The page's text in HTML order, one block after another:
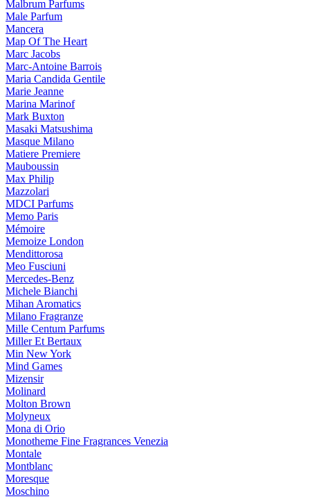
Malbrum Parfums
Male Parfum
Mancera
Map Of The Heart
Marc Jacobs
Marc-Antoine Barrois
Maria Candida Gentile
Marie Jeanne
Marina Marinof
Mark Buxton
Masaki Matsushima
Masque Milano
Matiere Premiere
Mauboussin
Max Philip
Mazzolari
MDCI Parfums
Memo Paris
Mémoire
Memoize London
Mendittorosa
Meo Fusciuni
Mercedes-Benz
Michele Bianchi
Mihan Aromatics
Milano Fragranze
Mille Centum Parfums
Miller Et Bertaux
Min New York
Mind Games
Mizensir
Molinard
Molton Brown
Molyneux
Mona di Orio
Monotheme Fine Fragrances Venezia
Montale
Montblanc
Moresque
Moschino